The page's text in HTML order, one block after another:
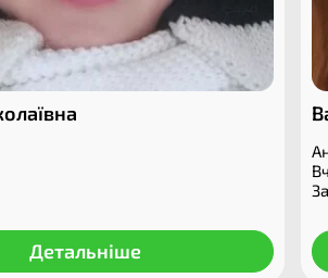
Детальніше